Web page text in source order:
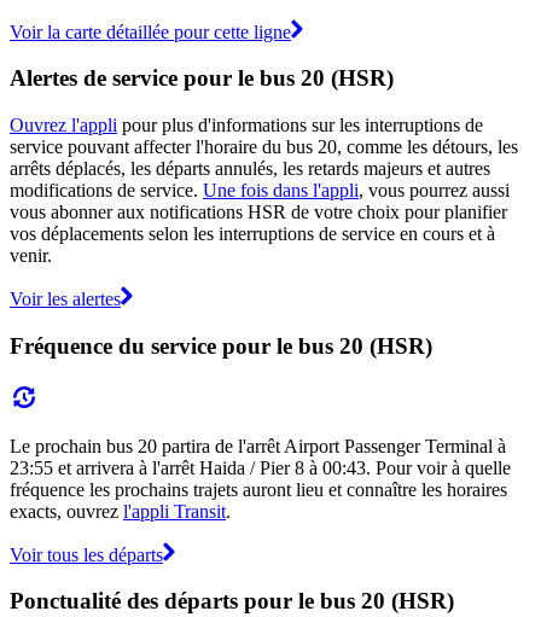
Voir la carte détaillée pour cette ligne
Alertes de service pour le bus 20 (HSR)
Ouvrez l'appli pour plus d'informations sur les interruptions de
service pouvant affecter l'horaire du bus 20, comme les détours, les
arrêts déplacés, les départs annulés, les retards majeurs et autres
modifications de service. Une fois dans l'appli, vous pourrez aussi
vous abonner aux notifications HSR de votre choix pour planifier
vos déplacements selon les interruptions de service en cours et à
venir.
Voir les alertes
Fréquence du service pour le bus 20 (HSR)
Le prochain bus 20 partira de l'arrêt Airport Passenger Terminal à
23:55 et arrivera à l'arrêt Haida / Pier 8 à 00:43. Pour voir à quelle
fréquence les prochains trajets auront lieu et connaître les horaires
exacts, ouvrez l'appli Transit.
Voir tous les départs
Ponctualité des départs pour le bus 20 (HSR)